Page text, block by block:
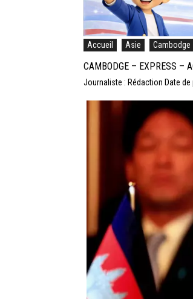
Accueil Asie Cambodge
CAMBODGE – EXPRESS –
Journaliste : Rédaction Date